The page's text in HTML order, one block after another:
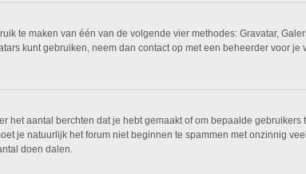
te maken van één van de volgende vier methodes: Gravatar,
kunt gebruiken, neem dan contact op met een beheerder voor je
aantal berchten dat je hebt gemaakt of om bepaalde
je natuurlijk het forum niet beginnen te spammen met onzinnig
doen dalen.